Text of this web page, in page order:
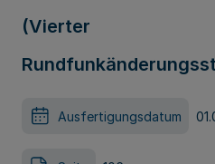
(Vierter
Ausfertigungsdatum